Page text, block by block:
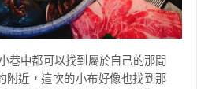
巷中都可以找到屬於自己的那間
附近，這次的小布好像也找到那